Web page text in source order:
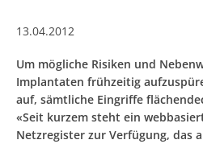
13.04.2012
Um mögliche Risiken und
Implantaten frühzeitig
auf, sämtliche Eingriffe
«Seit kurzem steht ein
Netzregister zur Verfügung, das